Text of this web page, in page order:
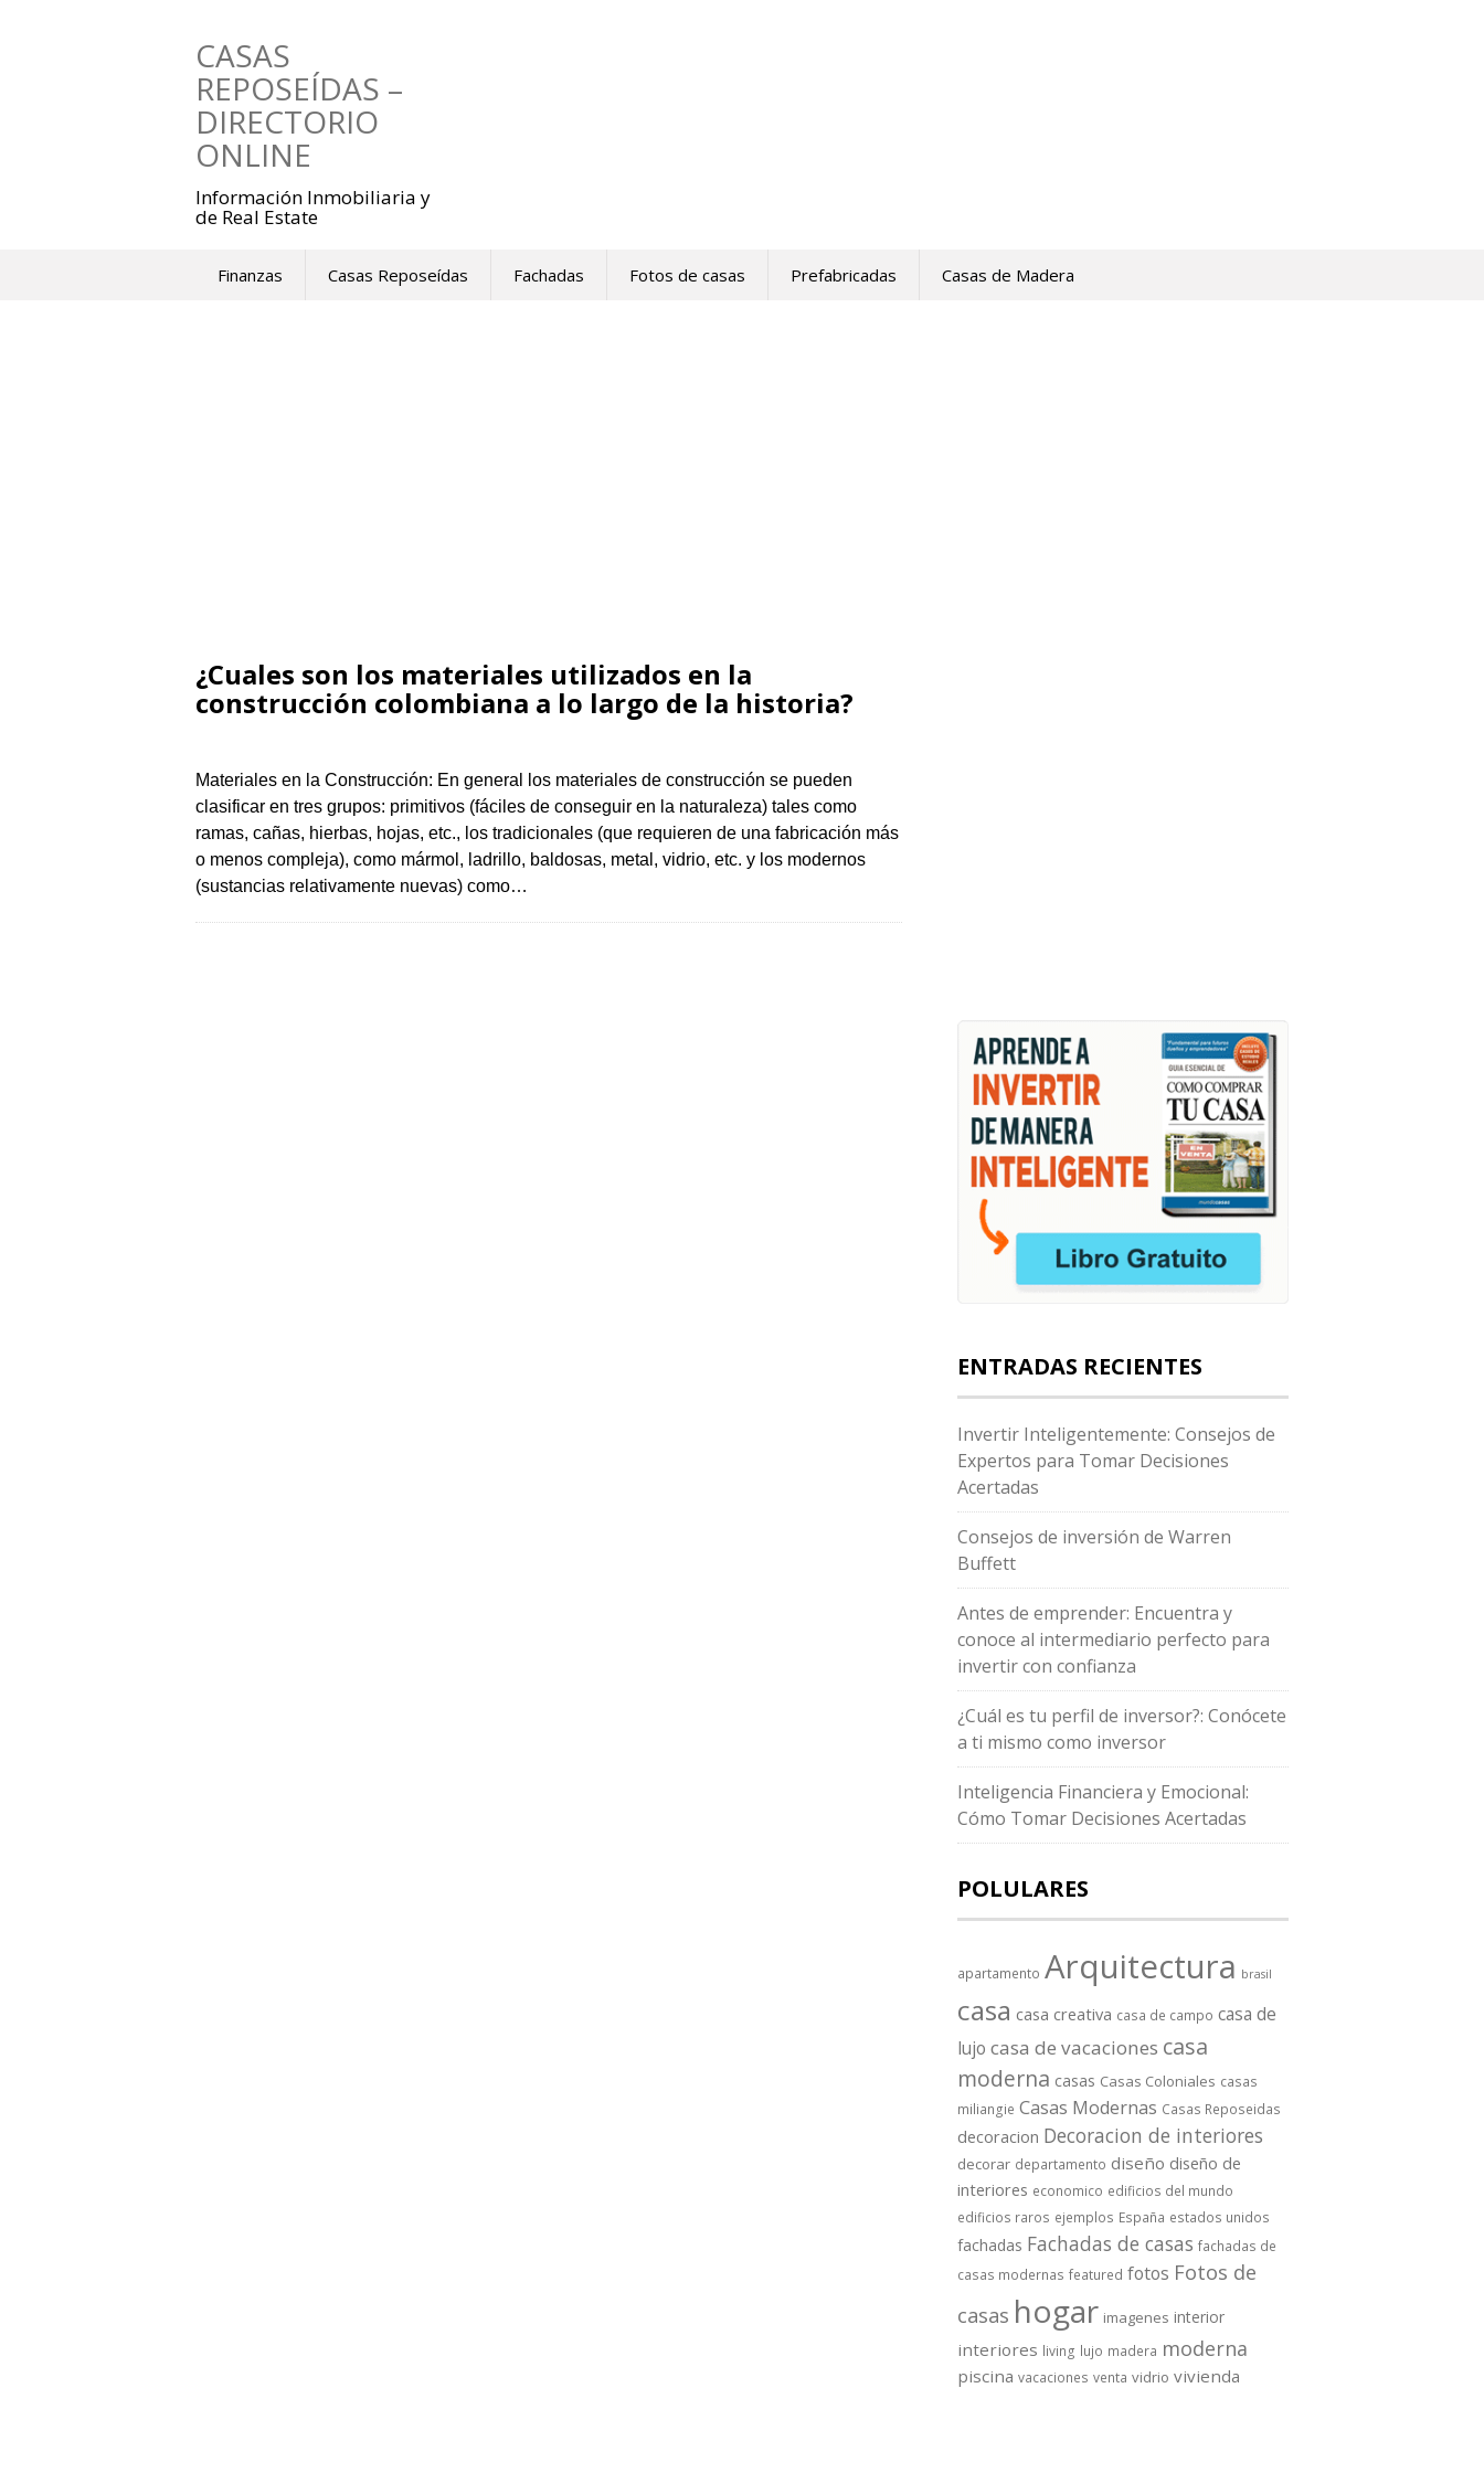
CASAS
REPOSEÍDAS –
DIRECTORIO
ONLINE
Información Inmobiliaria y
de Real Estate
Finanzas Casas Reposeídas Fachadas Fotos de casas Prefabricadas Casas de Madera
¿Cuales son los materiales utilizados en la
construcción colombiana a lo largo de la historia?
Materiales en la Construcción: En general los materiales de construcción se pueden
clasificar en tres grupos: primitivos (fáciles de conseguir en la naturaleza) tales como
ramas, cañas, hierbas, hojas, etc., los tradicionales (que requieren de una fabricación más
o menos compleja), como mármol, ladrillo, baldosas, metal, vidrio, etc. y los modernos
(sustancias relativamente nuevas) como…
ENTRADAS RECIENTES
Invertir Inteligentemente: Consejos de
Expertos para Tomar Decisiones
Acertadas
Consejos de inversión de Warren
Buffett
Antes de emprender: Encuentra y
conoce al intermediario perfecto para
invertir con confianza
¿Cuál es tu perfil de inversor?: Conócete
a ti mismo como inversor
Inteligencia Financiera y Emocional:
Cómo Tomar Decisiones Acertadas
POLULARES
apartamento Arquitectura brasil
casa casa creativa casa de campo casa de
lujo casa de vacaciones casa
moderna casas Casas Coloniales casas
miliangie Casas Modernas Casas Reposeidas
decoracion Decoracion de interiores
decorar departamento diseño diseño de
interiores economico edificios del mundo
edificios raros ejemplos España estados unidos
fachadas Fachadas de casas fachadas de
casas modernas featured fotos Fotos de
casas hogar imagenes interior
interiores living lujo madera moderna
piscina vacaciones venta vidrio vivienda